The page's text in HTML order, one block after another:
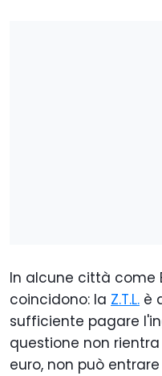
In alcune città come
coincidono: la Z.T.L. è
sufficiente pagare
questione non
euro, non può